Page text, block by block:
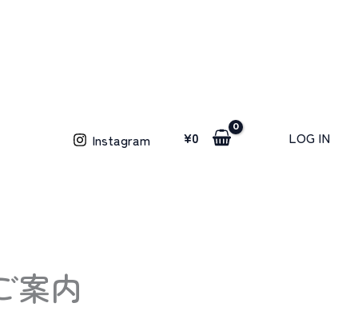
Instagram ¥0 LOG IN
案内